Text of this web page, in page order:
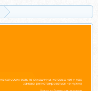
[Videouroki] Комплект